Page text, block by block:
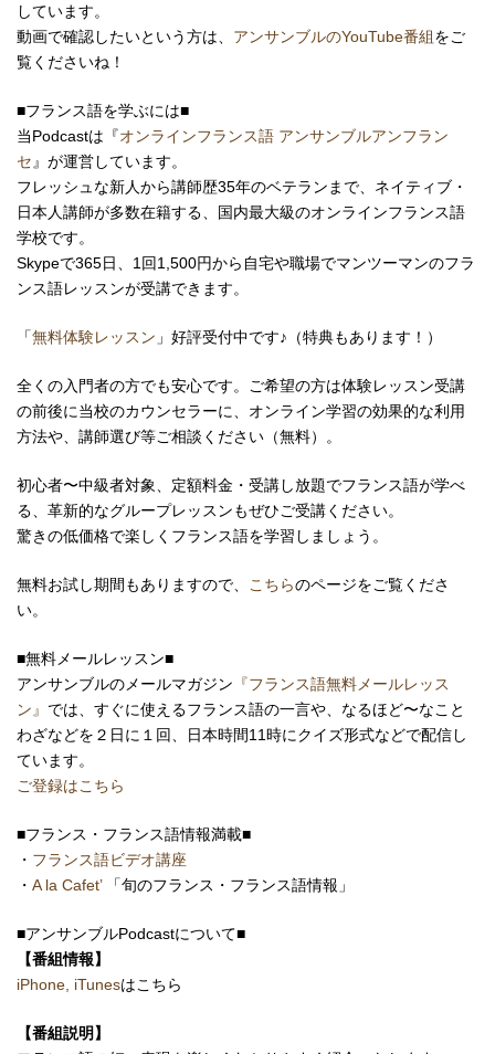
しています。
動画で確認したいという方は、 アンサンブルのYouTube番組をご
覧くださいね！
■フランス語を学ぶには■
当Podcastは『オンラインフランス語 アンサンブルアンフラン
セ』が運営しています。
フレッシュな新人から講師歴35年のベテランまで、ネイティブ・
日本人講師が多数在籍する、国内最大級のオンラインフランス語
学校です。
Skypeで365日、1回1,500円から自宅や職場でマンツーマンのフラ
ンス語レッスンが受講できます。
「無料体験レッスン 」好評受付中です♪（特典もあります！）
全くの入門者の方でも安心です。ご希望の方は体験レッスン受講
の前後に当校のカウンセラーに、オンライン学習の効果的な利用
方法や、講師選び等ご相談ください（無料）。
初心者〜中級者対象、定額料金・受講し放題でフランス語が学べ
る、革新的なグループレッスンもぜひご受講ください。
驚きの低価格で楽しくフランス語を学習しましょう。
無料お試し期間もありますので、 こちらのページをご覧くださ
い。
■無料メールレッスン■
アンサンブルのメールマガジン 『フランス語無料メールレッス
ン』 では、すぐに使えるフランス語の一言や、なるほど〜なこと
わざなどを２日に１回、日本時間11時にクイズ形式などで配信し
ています。
ご登録はこちら
■フランス・フランス語情報満載■
・ フランス語ビデオ講座
・ A la Cafet’「旬のフランス・フランス語情報」
■アンサンブルPodcastについて■
【番組情報】
iPhone, iTunesはこちら
【番組説明】